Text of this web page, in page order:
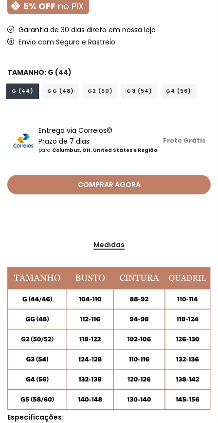
5% OFF no PIX
Garantia de 30 dias direto em nossa loja
Envio com Seguro e Rastreio
TAMANHO: G (44)
G (44) GG (48) G2 (50) G3 (54) G4 (56)
Entrega via Correios©
Prazo de 7 dias
para Columbus, OH, United States e Região
Frete Grátis
COMPRAR AGORA
Medidas
Especificações: